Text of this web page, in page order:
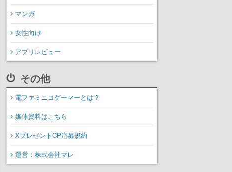
マンガ
女性向け
アプリレビュー
その他
電ファミニコゲーマーとは？
媒体資料はこちら
XプレゼントCP応募規約
運営：株式会社マレ